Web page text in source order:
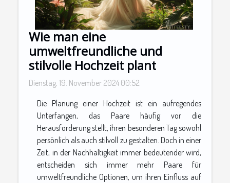
Wie man eine
umweltfreundliche und
stilvolle Hochzeit plant
Dienstag, 19. November 2024 00:52
Die Planung einer Hochzeit ist ein aufregendes
Unterfangen, das Paare häufig vor die
Herausforderung stellt, ihren besonderen Tag sowohl
persönlich als auch stilvoll zu gestalten. Doch in einer
Zeit, in der Nachhaltigkeit immer bedeutender wird,
entscheiden sich immer mehr Paare für
umweltfreundliche Optionen, um ihren Einfluss auf